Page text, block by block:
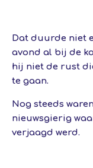
Dat duurde niet
avond al bij de
hij niet de rust
te gaan.
Nog steeds
nieuwsgierig
verjaagd werd.